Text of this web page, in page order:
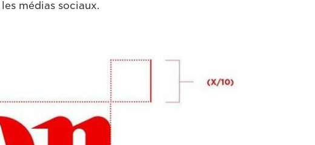
médias sociaux.